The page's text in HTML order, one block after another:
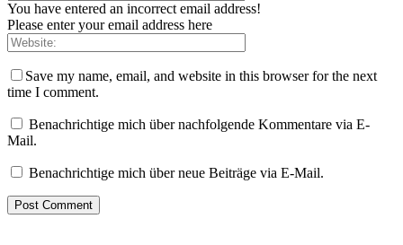
You have entered an incorrect email address!
Please enter your email address here
Save my name, email, and website in this browser for the next
time I comment.
Benachrichtige mich über nachfolgende Kommentare via E-
Mail.
Benachrichtige mich über neue Beiträge via E-Mail.